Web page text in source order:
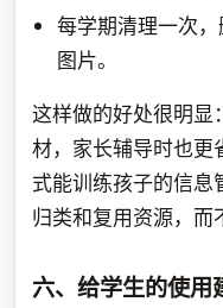
每学期清理一次
图片。
这样做的好处很明显
材，家长辅导时也更
式能训练孩子的信息
归类和复用资源，而
六、给学生的使用